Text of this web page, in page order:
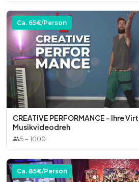
Ca. 65€/Person
CREATIVE PERFORMANCE – Ihre
Musikvideodreh
5–1000
Ca. 85€/Person